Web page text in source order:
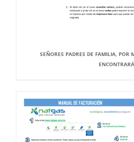
SEÑORES PADRES DE FAMILIA, POR